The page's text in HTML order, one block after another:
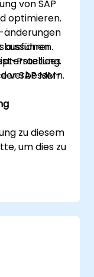
von SAP
optimieren.
änderungen
Practices
verbessern.
SAP MM-
zu diesem
um dies zu